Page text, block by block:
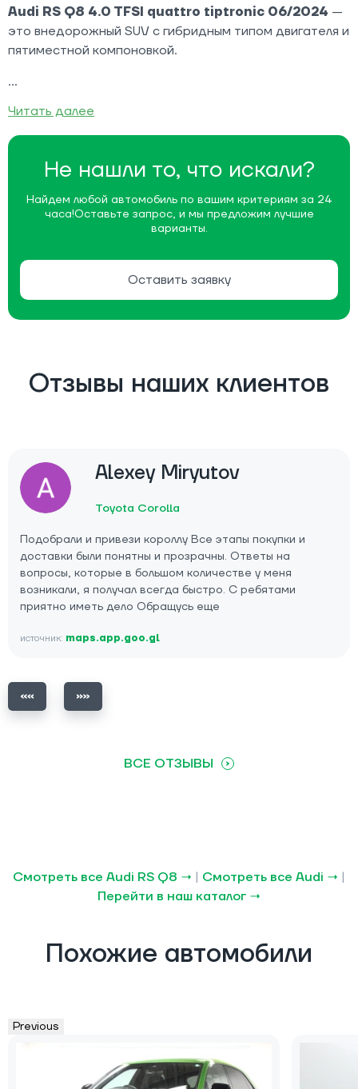
Не нашли то, что искали?
Найдем любой автомобиль по вашим критериям за 24
часа!Оставьте запрос, и мы предложим лучшие
варианты.
Оставить заявку
Audi RS Q8 4.0 TFSI quattro tiptronic 06/2024 —
это внедорожный SUV с гибридным типом двигателя и
пятиместной компоновкой.
Читать далее
Отзывы наших клиентов
Alexey Miryutov
Toyota Corolla
Подобрали и привези короллу Все этапы покупки и
доставки были понятны и прозрачны. Ответы на
вопросы, которые в большом количестве у меня
возникали, я получал всегда быстро. С ребятами
приятно иметь дело Обращусь еще
источник: maps.app.goo.gl
ВСЕ ОТЗЫВЫ
Смотреть все Audi RS Q8 → | Смотреть все Audi → |
Перейти в наш каталог →
Похожие автомобили
Previous